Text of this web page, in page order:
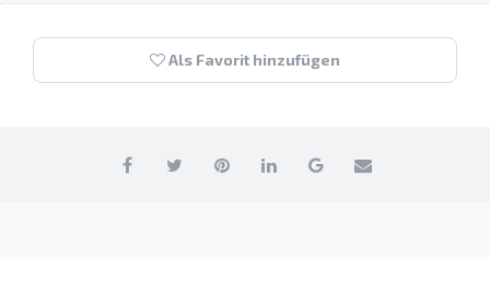
Als Favorit hinzufügen